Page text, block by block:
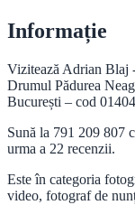
Informație
Vizitează Adrian Blaj
Drumul Pădurea
București – cod
Sună la 791 209 807
urma a 22 recenzii.
Este în categoria
video, fotograf de